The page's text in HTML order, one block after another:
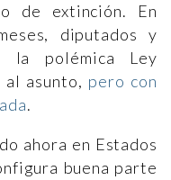
de extinción. En
diputados y
la polémica Ley
asunto, pero con
.
ahora en Estados
buena parte